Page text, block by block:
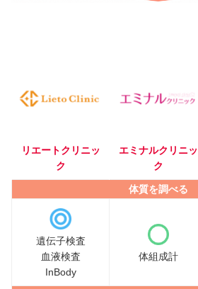
リエートクリニッ
ク
エミナルクリニッ
ク
体質を調べる
遺伝子検査
血液検査
InBody
体組成計